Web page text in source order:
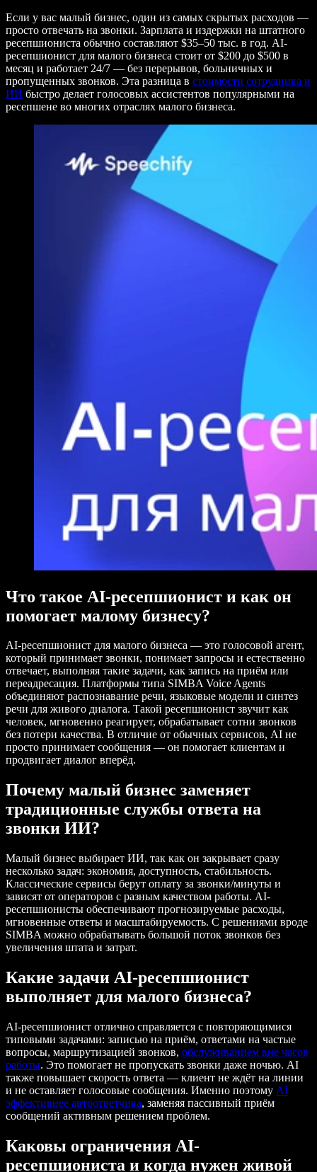
Если у вас малый бизнес, один из самых скрытых расходов —
просто отвечать на звонки. Зарплата и издержки на штатного
ресепшиониста обычно составляют $35–50 тыс. в год. AI-
ресепшионист для малого бизнеса стоит от $200 до $500 в
месяц и работает 24/7 — без перерывов, больничных и
пропущенных звонков. Эта разница в стоимости сотрудника и
ИИ быстро делает голосовых ассистентов популярными на
ресепшене во многих отраслях малого бизнеса.
Что такое AI-ресепшионист и как он
помогает малому бизнесу?
AI-ресепшионист для малого бизнеса — это голосовой агент,
который принимает звонки, понимает запросы и естественно
отвечает, выполняя такие задачи, как запись на приём или
переадресация. Платформы типа SIMBA Voice Agents
объединяют распознавание речи, языковые модели и синтез
речи для живого диалога. Такой ресепшионист звучит как
человек, мгновенно реагирует, обрабатывает сотни звонков
без потери качества. В отличие от обычных сервисов, AI не
просто принимает сообщения — он помогает клиентам и
продвигает диалог вперёд.
Почему малый бизнес заменяет
традиционные службы ответа на
звонки ИИ?
Малый бизнес выбирает ИИ, так как он закрывает сразу
несколько задач: экономия, доступность, стабильность.
Классические сервисы берут оплату за звонки/минуты и
зависят от операторов с разным качеством работы. AI-
ресепшионисты обеспечивают прогнозируемые расходы,
мгновенные ответы и масштабируемость. С решениями вроде
SIMBA можно обрабатывать большой поток звонков без
увеличения штата и затрат.
Какие задачи AI-ресепшионист
выполняет для малого бизнеса?
AI-ресепшионист отлично справляется с повторяющимися
типовыми задачами: записью на приём, ответами на частые
вопросы, маршрутизацией звонков, обслуживанием вне часов
работы. Это помогает не пропускать звонки даже ночью. AI
также повышает скорость ответа — клиент не ждёт на линии
и не оставляет голосовые сообщения. Именно поэтому AI
эффективнее автоответчика, заменяя пассивный приём
сообщений активным решением проблем.
Каковы ограничения AI-
ресепшиониста и когда нужен живой